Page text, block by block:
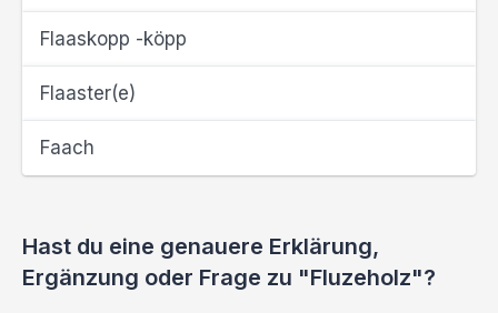
Flaaskopp -köpp
Flaaster(e)
Faach
Hast du eine genauere Erklärung,
Ergänzung oder Frage zu "Fluzeholz"?